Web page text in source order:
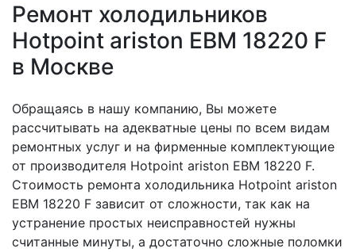
Ремонт холодильников
Hotpoint ariston EBM 18220 F
в Москве
Обращаясь в нашу компанию, Вы можете
рассчитывать на адекватные цены по всем видам
ремонтных услуг и на фирменные комплектующие
от производителя Hotpoint ariston EBM 18220 F.
Стоимость ремонта холодильника Hotpoint ariston
EBM 18220 F зависит от сложности, так как на
устранение простых неисправностей нужны
считанные минуты, а достаточно сложные поломки